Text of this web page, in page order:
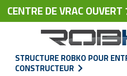
CENTRE DE VRAC
STRUCTURE ROBKO POUR
CONSTRUCTEUR